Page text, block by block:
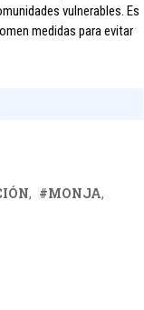
vulnerables. Es
medidas para evitar
MONJA